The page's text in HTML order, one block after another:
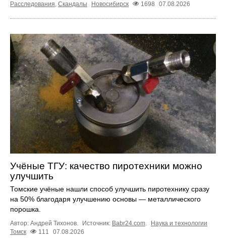
Расследования, Скандалы Новосибирск 1698 07.08.2026
Учёные ТГУ: качество пиротехники можно
улучшить
Томские учёные нашли способ улучшить пиротехнику сразу
на 50% благодаря улучшению основы — металлического
порошка.
Автор: Андрей Тихонов. Источник: Babr24.com.
Наука и технологии
Томск
111 07.08.2026